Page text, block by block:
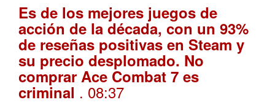
Es de los mejores juegos de
acción de la década, con un 93%
de reseñas positivas en Steam y
su precio desplomado. No
comprar Ace Combat 7 es
criminal . 08:37